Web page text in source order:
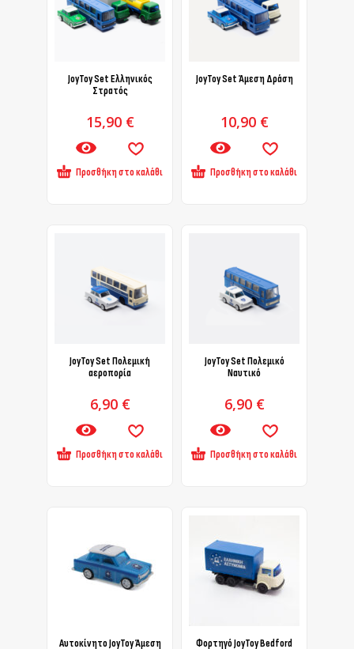
JoyToy Set Ελληνικός
Στρατός
15,90 €
Προσθήκη στο καλάθι
JoyToy Set Άμεση Δράση
10,90 €
Προσθήκη στο καλάθι
JoyToy Set Πολεμική
αεροπορία
6,90 €
Προσθήκη στο καλάθι
JoyToy Set Πολεμικό
Ναυτικό
6,90 €
Προσθήκη στο καλάθι
Αυτοκίνητο JoyToy Άμεση Φορτηγό JoyToy Bedford